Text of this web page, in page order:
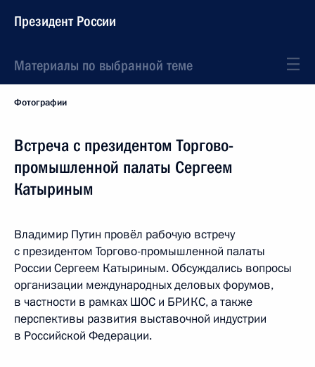
Президент России
Материалы по выбранной теме
Фотографии
Встреча с президентом Торгово-
промышленной палаты Сергеем
Катыриным
Владимир Путин провёл рабочую встречу
с президентом Торгово-промышленной палаты
России Сергеем Катыриным. Обсуждались вопросы
организации международных деловых форумов,
в частности в рамках ШОС и БРИКС, а также
перспективы развития выставочной индустрии
в Российской Федерации.